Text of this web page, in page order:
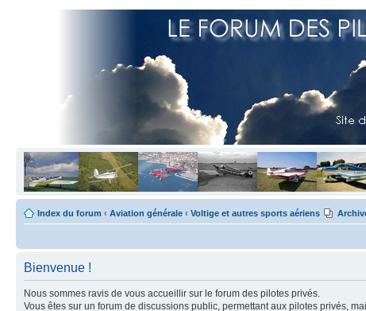
Index du forum ‹ Aviation générale ‹ Voltige et autres sports aériens
Bienvenue !
Nous sommes ravis de vous accueillir sur le forum des pilotes privés.
Vous êtes sur un forum de discussions public, permettant aux pilotes privés,